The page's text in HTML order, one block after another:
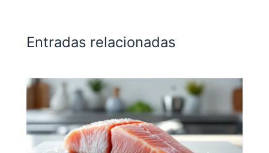
Entradas relacionadas